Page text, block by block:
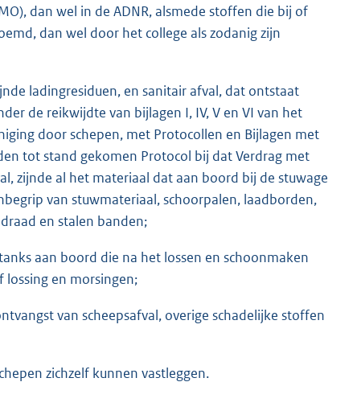
dan wel in de ADNR, alsmede stoffen die bij of
dan wel door het college als zodanig zijn
ladingresiduen, en sanitair afval, dat ontstaat
de reikwijdte van bijlagen I, IV, V en VI van het
door schepen, met Protocollen en Bijlagen met
tot stand gekomen Protocol bij dat Verdrag met
zijnde al het materiaal dat aan boord bij de stuwage
van stuwmateriaal, schoorpalen, laadborden,
en stalen banden;
aan boord die na het lossen en schoonmaken
en morsingen;
van scheepsafval, overige schadelijke stoffen
zichzelf kunnen vastleggen.